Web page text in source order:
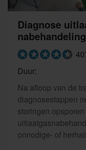
Diagnose
Duur:
Na afloop van de
diagnosestappen
storingen
onnodige- of